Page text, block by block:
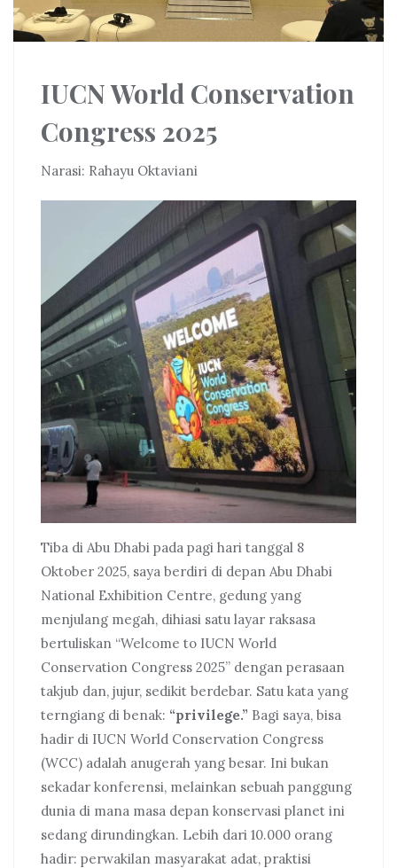
IUCN World Conservation
Congress 2025
Narasi: Rahayu Oktaviani
Tiba di Abu Dhabi pada pagi hari tanggal 8
Oktober 2025, saya berdiri di depan Abu Dhabi
National Exhibition Centre, gedung yang
menjulang megah, dihiasi satu layar raksasa
bertuliskan “Welcome to IUCN World
Conservation Congress 2025” dengan perasaan
takjub dan, jujur, sedikit berdebar. Satu kata yang
terngiang di benak: “privilege.” Bagi saya, bisa
hadir di IUCN World Conservation Congress
(WCC) adalah anugerah yang besar. Ini bukan
sekadar konferensi, melainkan sebuah panggung
dunia di mana masa depan konservasi planet ini
sedang dirundingkan. Lebih dari 10.000 orang
hadir: perwakilan masyarakat adat, praktisi